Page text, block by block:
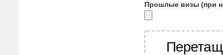
Прошлые визы (при